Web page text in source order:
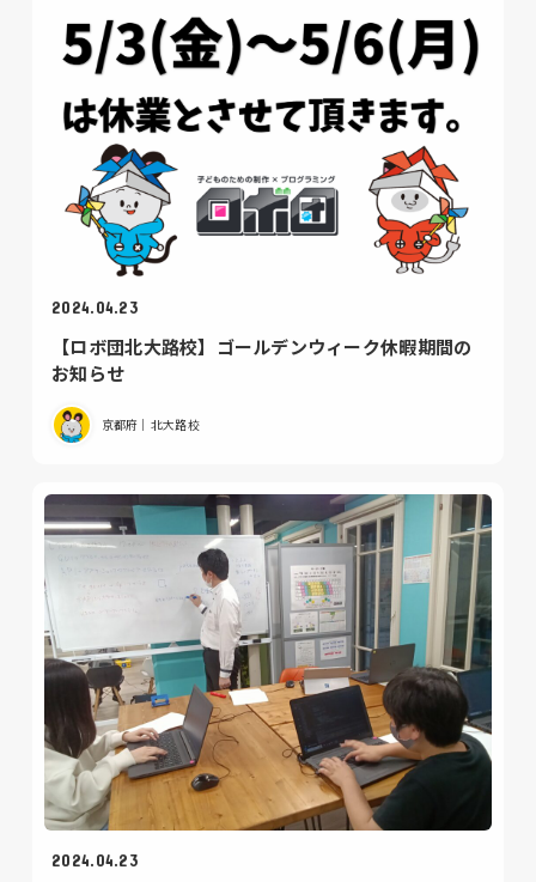
2024.04.23
【ロボ団北大路校】ゴールデンウィーク休暇期間の
お知らせ
京都府｜北大路校
2024.04.23